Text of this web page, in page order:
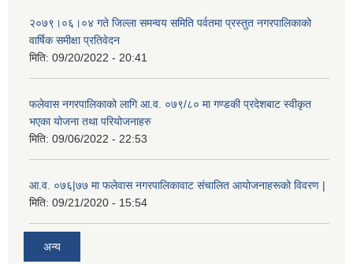
२०७९।०६।०४ गते जिल्ला समन्वय समिति पर्वतमा प्रस्तुत नगरपालिकाको
वार्षिक समीक्षा प्रतिवेदन
मिति: 09/20/2022 - 20:41
फलेवास नगरपालिकाको लागि आ.व. ०७९/८० मा गण्डकी प्रदेशबाट स्वीकृत
भएका योजना तथा परियोजनाहरु
मिति: 09/06/2022 - 22:53
आ.व. ०७६|७७ मा फलेवास नगरपालिकावाट संचालित आयोजनाहरूको विवरण |
मिति: 09/21/2020 - 15:54
अन्य